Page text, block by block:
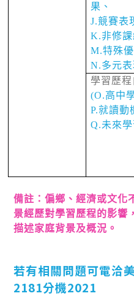
果、
J.競賽表
K.非修課
M.特殊
N.多元
學習歷程
(O.高中
P.就讀動
Q.未來
備註：偏鄉、經濟或文化
景經歷對學習歷程的影響
描述家庭背景及概況。
若有相關問題可電洽
2181分機2021